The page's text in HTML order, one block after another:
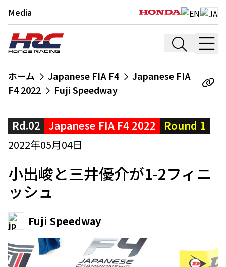
Media
ホーム Japanese FIA F4
Japanese FIA
F4 2022
Fuji Speedway
Rd.02 Japanese FIA F4 2022
Round 1
2022年05月04日
小出峻と三井優介が1-2フィニ
ッシュ
Fuji Speedway